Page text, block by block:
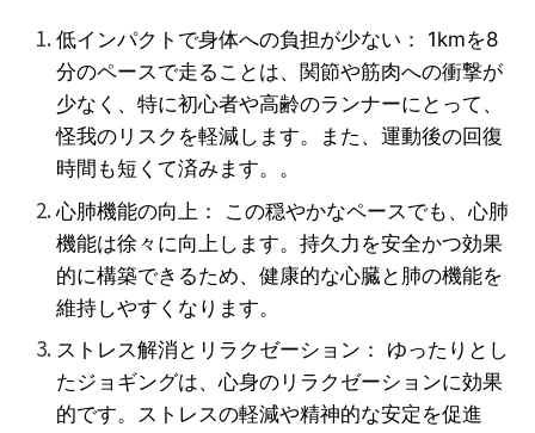
低インパクトで身体への負担が少ない： 1kmを8
分のペースで走ることは、関節や筋肉への衝撃が
少なく、特に初心者や高齢のランナーにとって、
怪我のリスクを軽減します。また、運動後の回復
時間も短くて済みます。。
心肺機能の向上： この穏やかなペースでも、心肺
機能は徐々に向上します。持久力を安全かつ効果
的に構築できるため、健康的な心臓と肺の機能を
維持しやすくなります。
ストレス解消とリラクゼーション： ゆったりとし
たジョギングは、心身のリラクゼーションに効果
的です。ストレスの軽減や精神的な安定を促進